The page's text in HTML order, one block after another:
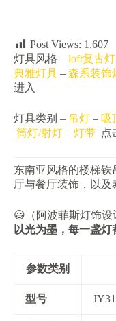
Post Views: 1,607
灯具风格 – loft复古
典雅灯具 – 森系装饰
进入
灯具类别 – 吊灯 – 吸
筒灯/射灯 – 灯带 点
东南亚风格的楼梯
厅与餐厅装饰，以及
😃（阿波菲斯灯饰设
以光为墨，每一盏
参数类别
​型号​